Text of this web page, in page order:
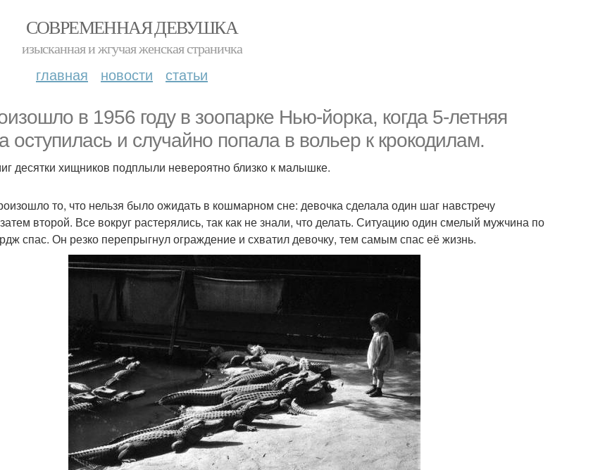
СОВРЕМЕННАЯ ДЕВУШКА
изысканная и жгучая женская страничка
главная новости статьи
в 1956 году в зоопарке Нью-йорка, когда 5-летняя
оступилась и случайно попала в вольер к крокодилам.
десятки хищников подплыли невероятно близко к малышке.
то, что нельзя было ожидать в кошмарном сне: девочка сделала один шаг навстречу
второй. Все вокруг растерялись, так как не знали, что делать. Ситуацию один смелый мужчина по
спас. Он резко перепрыгнул ограждение и схватил девочку, тем самым спас её жизнь.